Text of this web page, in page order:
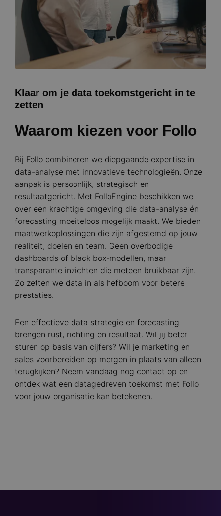
Klaar om je data toekomstgericht in te
zetten
Waarom kiezen voor Follo
Bij Follo combineren we diepgaande expertise in
data-analyse met innovatieve technologieën. Onze
aanpak is persoonlijk, strategisch en
resultaatgericht. Met FolloEngine beschikken we
over een krachtige omgeving die data-analyse én
forecasting moeiteloos mogelijk maakt. We bieden
maatwerkoplossingen die zijn afgestemd op jouw
realiteit, doelen en team. Geen overbodige
dashboards of black box-modellen, maar
transparante inzichten die meteen bruikbaar zijn.
Zo zetten we data in als hefboom voor betere
prestaties.
Een effectieve data strategie en forecasting
brengen rust, richting en resultaat. Wil jij beter
sturen op basis van cijfers? Wil je marketing en
sales voorbereiden op morgen in plaats van alleen
terugkijken? Neem vandaag nog contact op en
ontdek wat een datagedreven toekomst met Follo
voor jouw organisatie kan betekenen.